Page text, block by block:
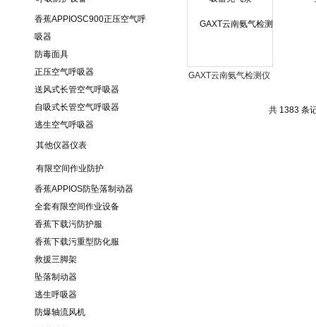
香蕉APPIOSC900正压空气呼
吸器
防毒面具
正压空气呼吸器
送风式长管空气呼吸器
自吸式长管空气呼吸器
逃生空气呼吸器
其他仪器仪表
有限空间作业防护
香蕉APPIOS防坠落制动器
全套有限空间作业设备
香蕉下载污防护服
香蕉下载污重型防化服
救援三脚架
坠落制动器
逃生呼吸器
防爆轴流风机
GAXT云南氨气检测仪
共 1383 条记